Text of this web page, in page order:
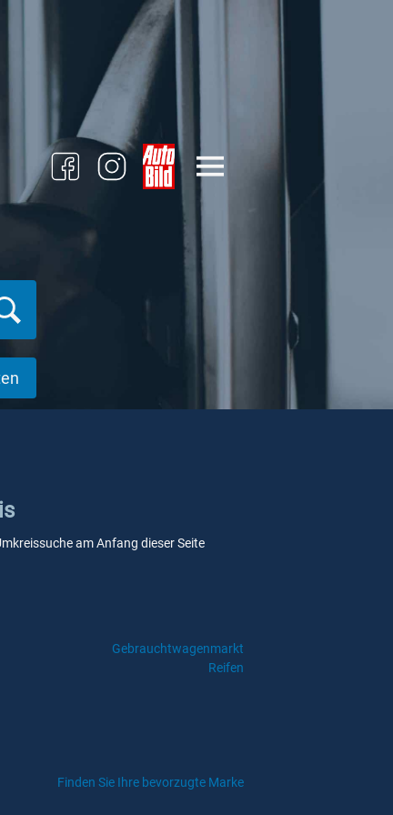
am Anfang dieser Seite
Gebrauchtwagenmarkt
Reifen
Finden Sie Ihre bevorzugte Marke